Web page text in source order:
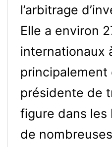
l’arbitrage
Elle a environ
internationaux
principalement
présidente de
figure dans les
de